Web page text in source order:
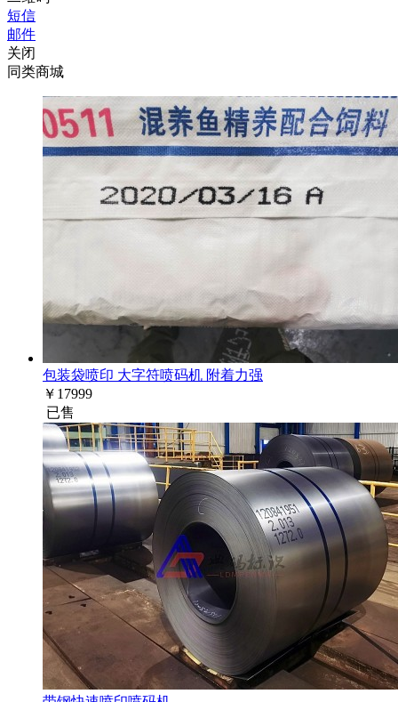
短信
邮件
关闭
同类商城
包装袋喷印 大字符喷码机 附着力强
￥ 17999
已售